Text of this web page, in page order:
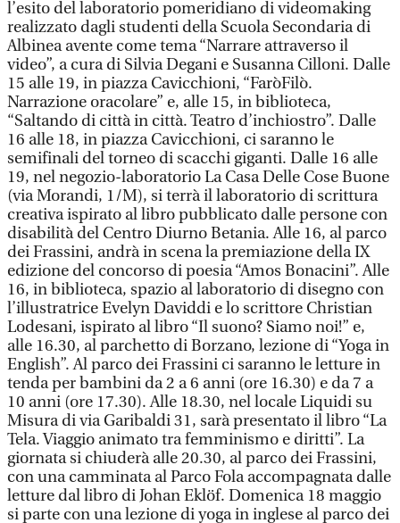
l’esito del laboratorio pomeridiano di videomaking
realizzato dagli studenti della Scuola Secondaria di
Albinea avente come tema “Narrare attraverso il
video”, a cura di Silvia Degani e Susanna Cilloni. Dalle
15 alle 19, in piazza Cavicchioni, “FaròFilò.
Narrazione oracolare” e, alle 15, in biblioteca,
“Saltando di città in città. Teatro d’inchiostro”. Dalle
16 alle 18, in piazza Cavicchioni, ci saranno le
semifinali del torneo di scacchi giganti. Dalle 16 alle
19, nel negozio-laboratorio La Casa Delle Cose Buone
(via Morandi, 1/M), si terrà il laboratorio di scrittura
creativa ispirato al libro pubblicato dalle persone con
disabilità del Centro Diurno Betania. Alle 16, al parco
dei Frassini, andrà in scena la premiazione della IX
edizione del concorso di poesia “Amos Bonacini”. Alle
16, in biblioteca, spazio al laboratorio di disegno con
l’illustratrice Evelyn Daviddi e lo scrittore Christian
Lodesani, ispirato al libro “Il suono? Siamo noi!” e,
alle 16.30, al parchetto di Borzano, lezione di “Yoga in
English”. Al parco dei Frassini ci saranno le letture in
tenda per bambini da 2 a 6 anni (ore 16.30) e da 7 a
10 anni (ore 17.30). Alle 18.30, nel locale Liquidi su
Misura di via Garibaldi 31, sarà presentato il libro “La
Tela. Viaggio animato tra femminismo e diritti”. La
giornata si chiuderà alle 20.30, al parco dei Frassini,
con una camminata al Parco Fola accompagnata dalle
letture dal libro di Johan Eklöf. Domenica 18 maggio
si parte con una lezione di yoga in inglese al parco dei